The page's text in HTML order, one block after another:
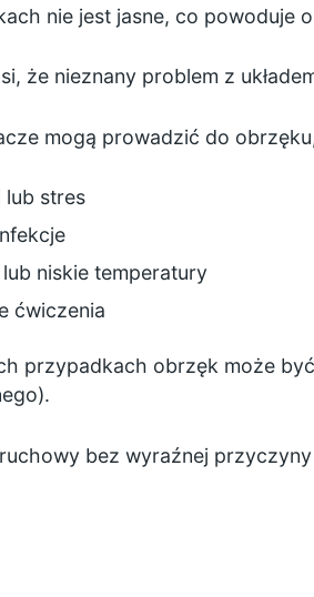
nie jest jasne, co powoduje
że nieznany problem z
mogą prowadzić do
lub stres
niskie temperatury
ćwiczenia
przypadkach obrzęk może
bez wyraźnej